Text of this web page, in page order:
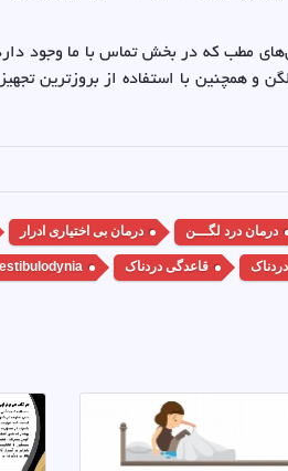
مطب که در بخش تماس با ما وجود
و همچنین با استفاده از بروزترین
درمان بی اختیاری ادرار درمان درد لگـــن
قاعدگی دردناک